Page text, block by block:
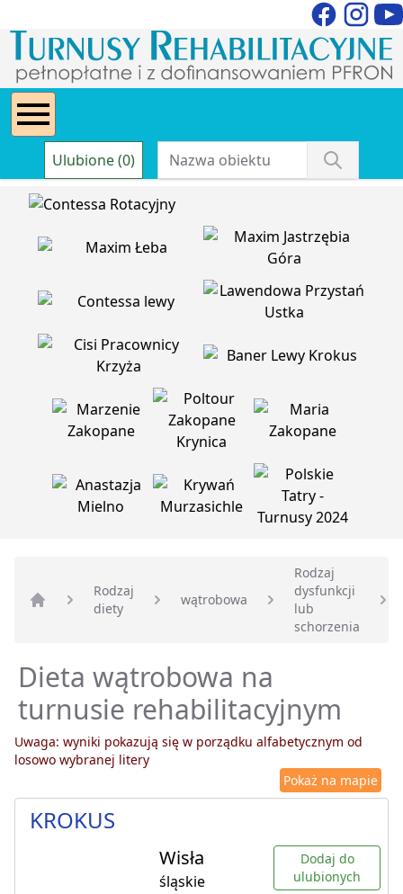
Ulubione (0)
Strona główna
Rodzaj
diety
wątrobowa
Rodzaj
dysfunkcji
lub
schorzenia
Dieta wątrobowa na
turnusie rehabilitacyjnym
Uwaga: wyniki pokazują się w porządku alfabetycznym od
losowo wybranej litery
Pokaż na mapie
KROKUS
Wisła
śląskie
Dodaj do
ulubionych